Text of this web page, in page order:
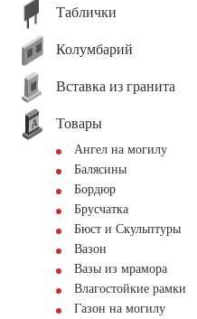
Таблички
Колумбарий
Вставка из гранита
Товары
Ангел на могилу
Балясины
Бордюр
Брусчатка
Бюст и Скульптуры
Вазон
Вазы из мрамора
Влагостойкие рамки
Газон на могилу